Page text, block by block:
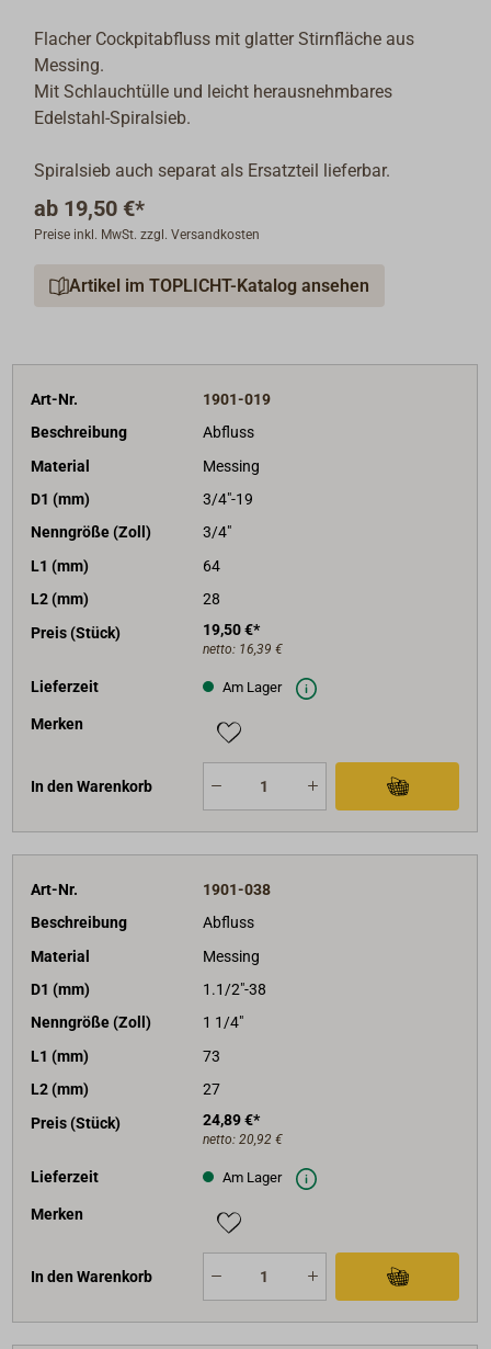
Flacher Cockpitabfluss mit glatter Stirnfläche aus
Messing.
Mit Schlauchtülle und leicht herausnehmbares
Edelstahl-Spiralsieb.
Spiralsieb auch separat als Ersatzteil lieferbar.
ab 19,50 €*
Preise inkl. MwSt. zzgl. Versandkosten
Artikel im TOPLICHT-Katalog ansehen
Art-Nr.
1901-019
Beschreibung
Abfluss
Material
Messing
D1 (mm)
3/4"-19
Nenngröße (Zoll)
3/4"
L1 (mm)
64
L2 (mm)
28
Preis (Stück)
19,50 €*
netto: 16,39 €
Lieferzeit Am Lager
Merken
In den Warenkorb
Art-Nr.
1901-038
Beschreibung
Abfluss
Material
Messing
D1 (mm)
1.1/2"-38
Nenngröße (Zoll)
1 1/4"
L1 (mm)
73
L2 (mm)
27
Preis (Stück)
24,89 €*
netto: 20,92 €
Lieferzeit Am Lager
Merken
In den Warenkorb